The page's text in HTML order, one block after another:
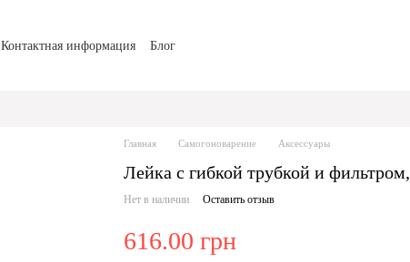
Контактная информация Блог
Главная Самогоноварение Аксессуары
Лейка с гибкой трубкой и
Нет в наличии Оставить отзыв
616.00 грн